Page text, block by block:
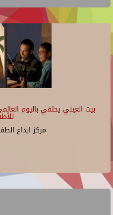
بيت العيني يحتفي باليوم
مركز ابداع